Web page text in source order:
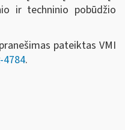
ir techninio pobūdžio
pateiktas VMI
4784.